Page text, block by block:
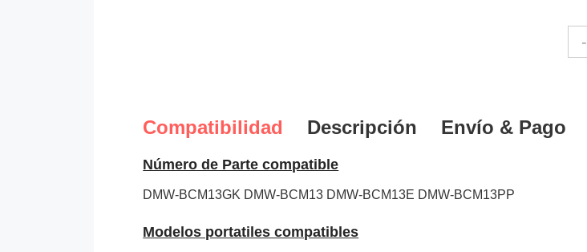
-
Compatibilidad Descripción Envío & Pago
Número de Parte compatible
DMW-BCM13GK DMW-BCM13 DMW-BCM13E DMW-BCM13PP
Modelos portatiles compatibles